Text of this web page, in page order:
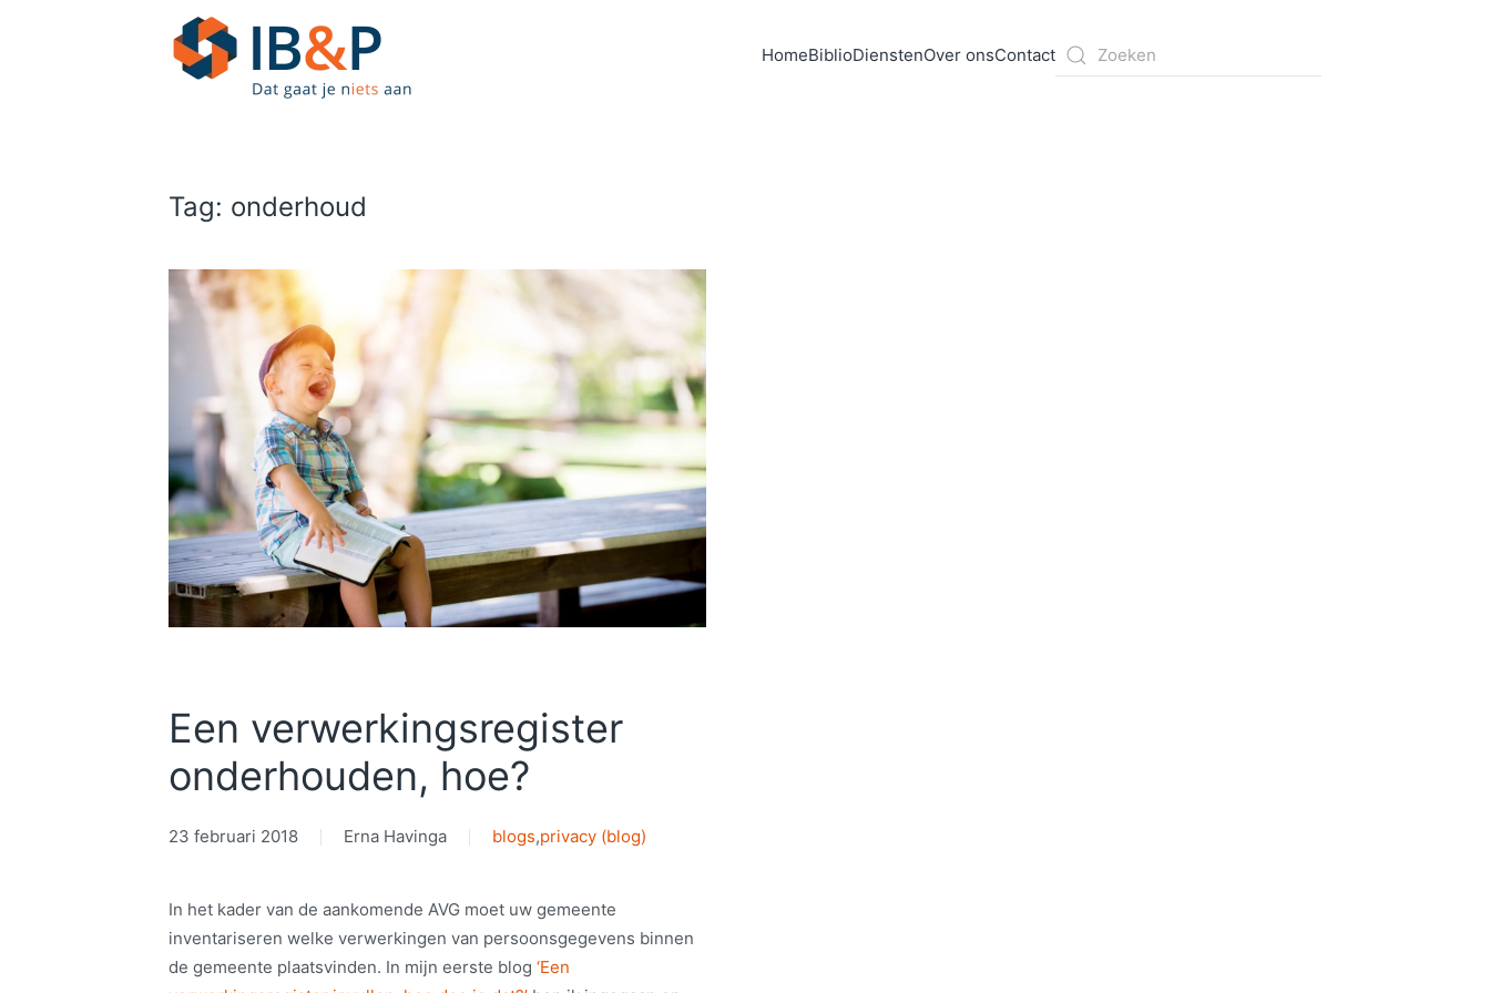
Skip to main content HomeBiblioDienstenOver onsContact
Tag: onderhoud
Een verwerkingsregister
onderhouden, hoe?
23 februari 2018 Erna Havinga blogs,privacy (blog)
In het kader van de aankomende AVG moet uw gemeente
inventariseren welke verwerkingen van persoonsgegevens binnen
de gemeente plaatsvinden. In mijn eerste blog ‘Een